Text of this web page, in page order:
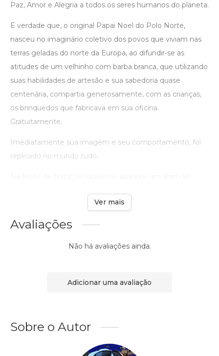
Paz, Amor e Alegria a todos os seres humanos do planeta.
E verdade que, o original Papai Noel do Polo Norte,
nasceu no imaginário coletivo dos povos que viviam nas
terras geladas do norte da Europa, ao difundir-se as
atitudes de um velhinho com barba branca, que utilizando
suas habilidades de artesão e sua sabedoria quase
centenária, compartia generosamente, com as crianças,
os brinquedos que fabricava em sua oficina.
Gratuitamente.
Imediatamente sua imagem e seu comportamento, foi
replicado no mundo tudo.
Ver mais
Avaliações
Não há avaliações ainda.
Adicionar uma avaliação
Sobre o Autor